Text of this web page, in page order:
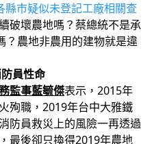
縣市疑似未登記工廠相關查
破壞農地嗎？蔡總統不是承
？農地非農用的建物就是違
員性命
監事藍毓傑表示，2015年
殉職，2019年台中大雅鐵
防員救災上的風險一再透過
最後卻只換得2019年農地